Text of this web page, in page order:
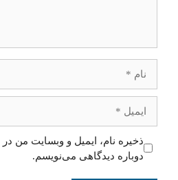
ذخیره نام، ایمیل و وبسایت من
دوباره دیدگاهی می‌نویسم.